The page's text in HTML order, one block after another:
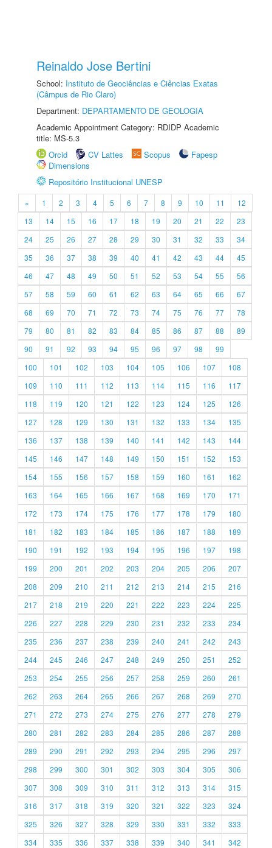
Reinaldo Jose Bertini
School: Instituto de Geociências e Ciências Exatas
(Câmpus de Rio Claro)
Department: DEPARTAMENTO DE GEOLOGIA
Academic Appointment Category: RDIDP Academic
title: MS-5.3
Orcid
CV Lattes Scopus
Fapesp
Dimensions
Repositório Institucional UNESP
« 1 2 3 4 5 6 7 8 9 10 11
12
13
14 15 16 17 18 19 20 21 22
23
24
25 26 27 28 29 30 31 32 33
34
35
36 37 38 39 40 41 42 43 44
45
46
47 48 49 50 51 52 53 54 55
56
57
58 59 60 61 62 63 64 65 66
67
68
69 70 71 72 73 74 75 76 77
78
79
80 81 82 83 84 85 86 87 88
89
90
91 92 93 94 95 96 97 98
99
100
101 102 103 104 105 106 107
108
109
110 111 112 113 114 115 116
117
118
119 120 121 122 123 124 125
126
127
128 129 130 131 132 133 134
135
136
137 138 139 140 141 142 143
144
145
146 147 148 149 150 151 152
153
154
155 156 157 158 159 160 161
162
163
164 165 166 167 168 169 170
171
172
173 174 175 176 177 178 179
180
181
182 183 184 185 186 187 188
189
190
191 192 193 194 195 196 197
198
199
200 201 202 203 204 205 206
207
208
209 210 211 212 213 214 215
216
217
218 219 220 221 222 223 224
225
226
227 228 229 230 231 232 233
234
235
236 237 238 239 240 241 242
243
244
245 246 247 248 249 250 251
252
253
254 255 256 257 258 259 260
261
262
263 264 265 266 267 268 269
270
271
272 273 274 275 276 277 278
279
280
281 282 283 284 285 286 287
288
289
290 291 292 293 294 295 296
297
298
299 300 301 302 303 304 305
306
307
308 309 310 311 312 313 314
315
316
317 318 319 320 321 322 323
324
325
326 327 328 329 330 331 332
333
334
335 336 337 338 339 340 341 342